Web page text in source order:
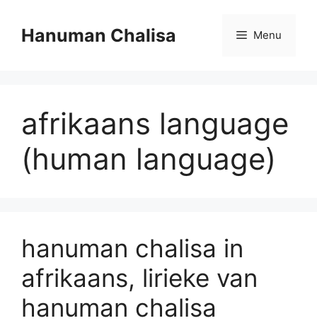
contentHanuman Chalisa Menu
afrikaans language
(human language)
hanuman chalisa in
afrikaans, lirieke van
hanuman chalisa